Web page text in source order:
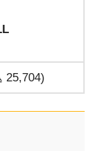
25,704)